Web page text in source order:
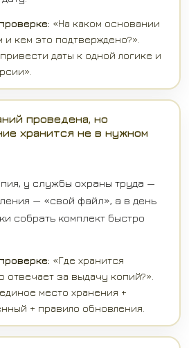
«На каком основании
и кем это подтверждено?».
даты к одной логике и
проведена, но
хранится не в нужном
у службы охраны труда —
— «свой файл», а в день
собрать комплект быстро
«Где хранится
отвечает за выдачу копий?».
место хранения +
+ правило обновления.